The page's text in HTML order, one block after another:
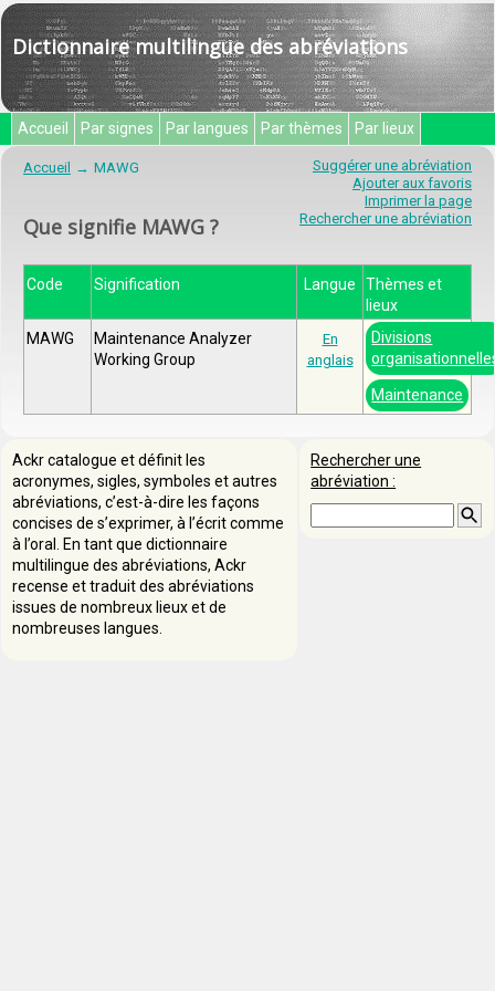
Dictionnaire multilingue des abréviations
Accueil Par signes Par langues Par thèmes Par lieux
Suggérer une abréviation
Ajouter aux favoris
Imprimer la page
Rechercher une abréviation
Accueil MAWG
Que signifie MAWG ?
Code Signification Langue
Thèmes et
lieux
MAWG
Maintenance Analyzer
Working Group
En
anglais
Divisions
Maintenance
Rechercher une
abréviation :
Ackr catalogue et définit les
acronymes, sigles, symboles et autres
abréviations, c’est-à-dire les façons
concises de s’exprimer, à l’écrit comme
à l’oral. En tant que dictionnaire
multilingue des abréviations, Ackr
recense et traduit des abréviations
issues de nombreux lieux et de
nombreuses langues.